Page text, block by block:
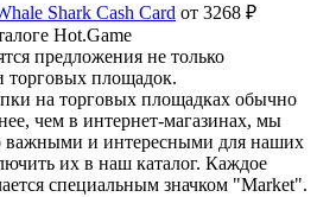
Shark Cash Card от 3268 ₽
Hot.Game
предложения не только
торговых площадок.
на торговых площадках обычно
чем в интернет-магазинах, мы
важными и интересными для наших
их в наш каталог. Каждое
специальным значком "Market".